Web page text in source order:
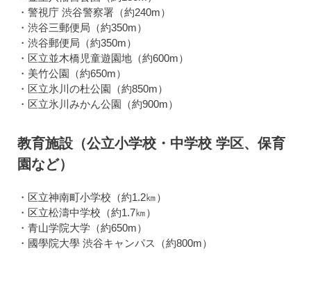
・警視庁 渋谷警察署（約240m）
・渋谷三郵便局（約350m）
・渋谷郵便局（約350m）
・区立並木橋児童遊園地（約600m）
・美竹公園（約650m）
・区立氷川の杜公園（約850m）
・区立氷川みかん公園（約900m）
教育施設（公立小学校・中学校 学区、保育
園など）
・区立神南町小学校（約1.2㎞）
・区立松濤中学校（約1.7㎞）
・青山学院大学（約650m）
・國學院大學 渋谷キャンパス（約800m）